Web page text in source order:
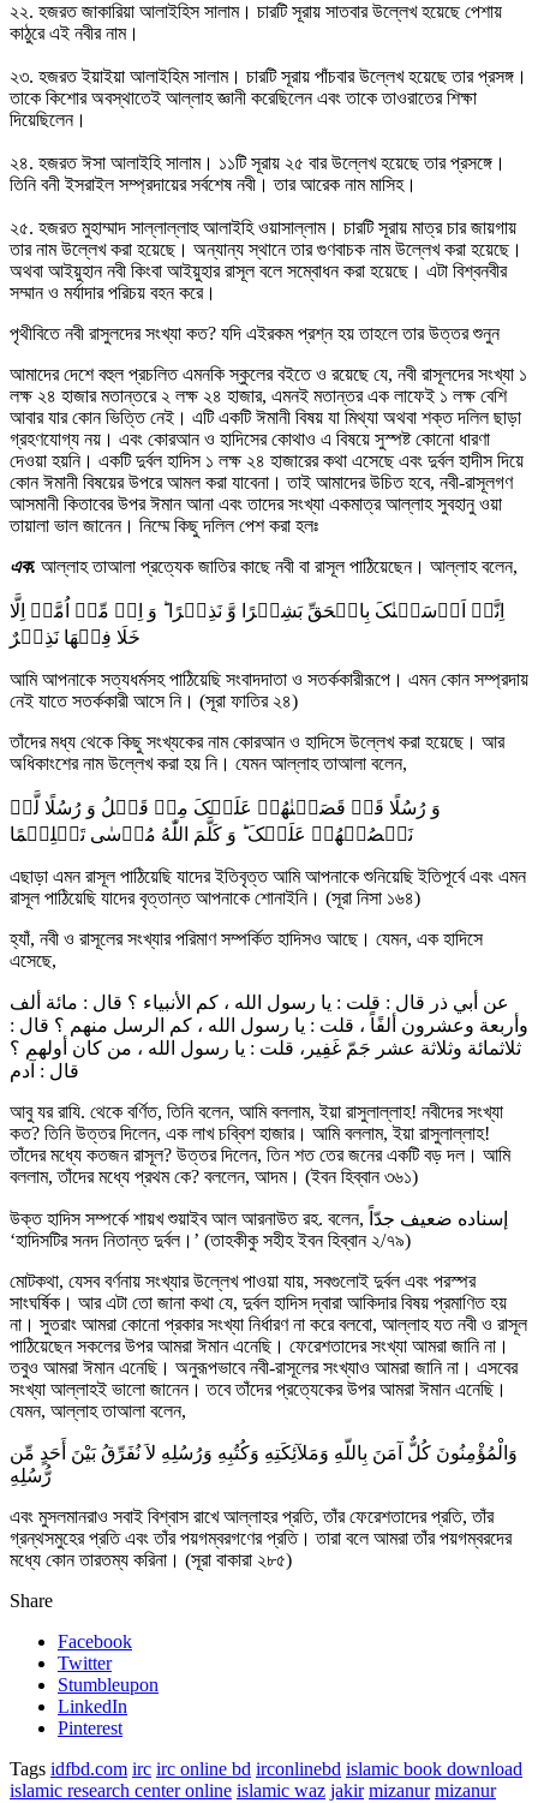
২২. হজরত জাকারিয়া আলাইহিস সালাম। চারটি সূরায় সাতবার উল্লেখ হয়েছে পেশায়
কাঠুরে এই নবীর নাম।
২৩. হজরত ইয়াইয়া আলাইহিম সালাম। চারটি সূরায় পাঁচবার উল্লেখ হয়েছে তার প্রসঙ্গ।
তাকে কিশোর অবস্থাতেই আল্লাহ জ্ঞানী করেছিলেন এবং তাকে তাওরাতের শিক্ষা
দিয়েছিলেন।
২৪. হজরত ঈসা আলাইহি সালাম। ১১টি সূরায় ২৫ বার উল্লেখ হয়েছে তার প্রসঙ্গে।
তিনি বনী ইসরাইল সম্প্রদায়ের সর্বশেষ নবী। তার আরেক নাম মাসিহ।
২৫. হজরত মুহাম্মাদ সাল্লাল্লাহু আলাইহি ওয়াসাল্লাম। চারটি সূরায় মাত্র চার জায়গায়
তার নাম উল্লেখ করা হয়েছে। অন্যান্য স্থানে তার গুণবাচক নাম উল্লেখ করা হয়েছে।
অথবা আইয়ুহান নবী কিংবা আইয়ুহার রাসূল বলে সম্বোধন করা হয়েছে। এটা বিশ্বনবীর
সম্মান ও মর্যাদার পরিচয় বহন করে।
পৃথীবিতে নবী রাসুলদের সংখ্যা কত? যদি এইরকম প্রশ্ন হয় তাহলে তার উত্তর শুনুন
আমাদের দেশে বহুল প্রচলিত এমনকি স্কুলের বইতে ও রয়েছে যে, নবী রাসূলদের সংখ্যা ১
লক্ষ ২৪ হাজার মতান্তরে ২ লক্ষ ২৪ হাজার, এমনই মতান্তর এক লাফেই ১ লক্ষ বেশি
আবার যার কোন ভিত্তি নেই। এটি একটি ঈমানী বিষয় যা মিথ্যা অথবা শক্ত দলিল ছাড়া
গ্রহণযোগ্য নয়। এবং কোরআন ও হাদিসের কোথাও এ বিষয়ে সুস্পষ্ট কোনো ধারণা
দেওয়া হয়নি। একটি দুর্বল হাদিস ১ লক্ষ ২৪ হাজারের কথা এসেছে এবং দুর্বল হাদীস দিয়ে
কোন ঈমানী বিষয়ের উপরে আমল করা যাবেনা। তাই আমাদের উচিত হবে, নবী-রাসূলগণ
আসমানী কিতাবের উপর ঈমান আনা এবং তাদের সংখ্যা একমাত্র আল্লাহ সুবহানু ওয়া
তায়ালা ভাল জানেন। নিম্মে কিছু দলিল পেশ করা হলঃ
এক. আল্লাহ তাআলা প্রত্যেক জাতির কাছে নবী বা রাসূল পাঠিয়েছেন। আল্লাহ বলেন,
اِنَّاۤ اَرۡسَلۡنٰکَ بِالۡحَقِّ بَشِیۡرًا وَّ نَذِیۡرًا ؕ وَ اِنۡ مِّنۡ اُمَّۃٍ اِلَّا
خَلَا فِیۡهَا نَذِیۡرٌ
আমি আপনাকে সত্যধর্মসহ পাঠিয়েছি সংবাদদাতা ও সতর্ককারীরূপে। এমন কোন সম্প্রদায়
নেই যাতে সতর্ককারী আসে নি। (সূরা ফাতির ২৪)
তাঁদের মধ্য থেকে কিছু সংখ্যকের নাম কোরআন ও হাদিসে উল্লেখ করা হয়েছে। আর
অধিকাংশের নাম উল্লেখ করা হয় নি। যেমন আল্লাহ তাআলা বলেন,
وَ رُسُلًا قَدۡ قَصَصۡنٰهُمۡ عَلَیۡکَ مِنۡ قَبۡلُ وَ رُسُلًا لَّمۡ
نَقۡصُصۡهُمۡ عَلَیۡکَ ؕ وَ کَلَّمَ اللّٰهُ مُوۡسٰی تَکۡلِیۡمًا
এছাড়া এমন রাসূল পাঠিয়েছি যাদের ইতিবৃত্ত আমি আপনাকে শুনিয়েছি ইতিপূর্বে এবং এমন
রাসূল পাঠিয়েছি যাদের বৃত্তান্ত আপনাকে শোনাইনি। (সূরা নিসা ১৬৪)
হ্যাঁ, নবী ও রাসূলের সংখ্যার পরিমাণ সম্পর্কিত হাদিসও আছে। যেমন, এক হাদিসে
এসেছে,
عن أبي ذر قال : قلت : يا رسول الله ، كم الأنبياء ؟ قال : مائة ألف
وأربعة وعشرون ألفًاً ، قلت : يا رسول الله ، كم الرسل منهم ؟ قال :
ثلاثمائة وثلاثة عشر جَمّ غَفِير، قلت : يا رسول الله ، من كان أولهم ؟
قال : آدم
আবু যর রাযি. থেকে বর্ণিত, তিনি বলেন, আমি বললাম, ইয়া রাসুলাল্লাহ! নবীদের সংখ্যা
কত? তিনি উত্তর দিলেন, এক লাখ চব্বিশ হাজার। আমি বললাম, ইয়া রাসুলাল্লাহ!
তাঁদের মধ্যে কতজন রাসূল? উত্তর দিলেন, তিন শত তের জনের একটি বড় দল। আমি
বললাম, তাঁদের মধ্যে প্রথম কে? বললেন, আদম। (ইবন হিব্বান ৩৬১)
উক্ত হাদিস সম্পর্কে শায়খ শুয়াইব আল আরনাউত রহ. বলেন, إسناده ضعيف جدّاً
‘হাদিসটির সনদ নিতান্ত দুর্বল।’ (তাহকীকু সহীহ ইবন হিব্বান ২/৭৯)
মোটকথা, যেসব বর্ণনায় সংখ্যার উল্লেখ পাওয়া যায়, সবগুলোই দুর্বল এবং পরস্পর
সাংঘর্ষিক। আর এটা তো জানা কথা যে, দুর্বল হাদিস দ্বারা আকিদার বিষয় প্রমাণিত হয়
না। সুতরাং আমরা কোনো প্রকার সংখ্যা নির্ধারণ না করে বলবো, আল্লাহ যত নবী ও রাসূল
পাঠিয়েছেন সকলের উপর আমরা ঈমান এনেছি। ফেরেশতাদের সংখ্যা আমরা জানি না।
তবুও আমরা ঈমান এনেছি। অনুরূপভাবে নবী-রাসূলের সংখ্যাও আমরা জানি না। এসবের
সংখ্যা আল্লাহই ভালো জানেন। তবে তাঁদের প্রত্যেকের উপর আমরা ঈমান এনেছি।
যেমন, আল্লাহ তাআলা বলেন,
وَالْمُؤْمِنُونَ كُلٌّ آمَنَ بِاللّهِ وَمَلآئِكَتِهِ وَكُتُبِهِ وَرُسُلِهِ لاَ نُفَرِّقُ بَيْنَ أَحَدٍ مِّن
رُّسُلِهِ
এবং মুসলমানরাও সবাই বিশ্বাস রাখে আল্লাহর প্রতি, তাঁর ফেরেশতাদের প্রতি, তাঁর
গ্রন্থসমুহের প্রতি এবং তাঁর পয়গম্বরগণের প্রতি। তারা বলে আমরা তাঁর পয়গম্বরদের
মধ্যে কোন তারতম্য করিনা। (সূরা বাকারা ২৮৫)
Share
Facebook
Twitter
Stumbleupon
LinkedIn
Pinterest
Tags idfbd.com irc irc online bd irconlinebd islamic book download
islamic research center online islamic waz jakir mizanur mizanur